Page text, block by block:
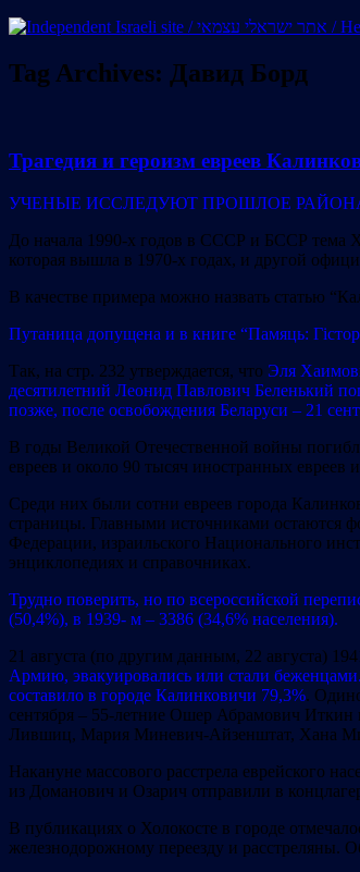
Tag Archives: Давид Борд
Трагедия и героизм евреев
УЧЕНЫЕ ИССЛЕДУЮТ ПРОШЛОЕ
До начала 1990-х годов в СССР и БССР тема
которая вышла в 1970-х годах, и другой
В качестве примера можно назвать статью
Путаница допущена и в книге “Памяць:
Так, на стр. 232 утверждается, что Эля
десятилетний Леонид Павлович Беленький
позже, после освобождения Беларуси – 21
В годы Великой Отечественной войны
евреев и около 90 тысяч иностранных евреев
Среди них были сотни евреев города
страницы. Главными источниками остаются
Федерации, израильского Национального
энциклопедиях и справочниках.
Трудно поверить, но по всероссийской
(50,4%), в 1939- м – 3386 (34,6% населения).
21 августа (по другим данным, 22 августа)
Армию, эвакуировались или стали
составило в городе Калинковичи 79,3%.
сентября – 55-летние Ошер Абрамович
Лившиц, Мария Миневич-Айзенштат, Хана
Накануне массового расстрела еврейского
из Доманович и Озарич отправили в
В публикациях о Холокосте в городе
железнодорожному переезду и расстреляны.